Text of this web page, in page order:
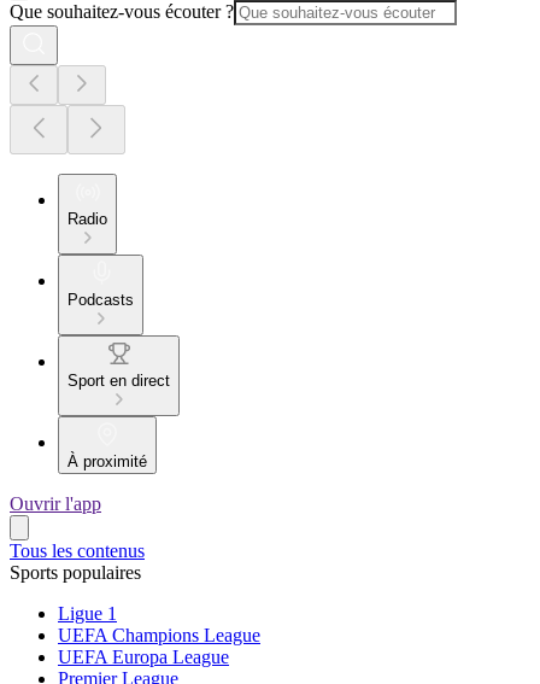
Que souhaitez-vous écouter ?
Radio
Podcasts
Sport en direct
À proximité
Ouvrir l'app
Tous les contenus
Sports populaires
Ligue 1
UEFA Champions League
UEFA Europa League
Premier League